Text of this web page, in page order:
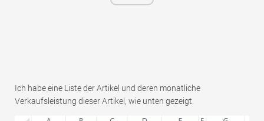
Ich habe eine Liste der Artikel und deren monatliche
Verkaufsleistung dieser Artikel, wie unten gezeigt.